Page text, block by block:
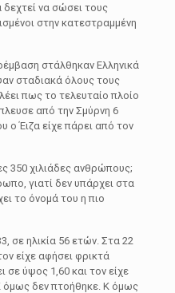
να σώσει τους
στην κατεστραμμένη
στάλθηκαν Ελληνικά
σταδιακά όλους τους
πως το τελευταίο πλοίο
από την Σμύρνη 6
ο Έιζα είχε πάρει από τον
350 χιλιάδες ανθρώπους;
γιατί δεν υπάρχει στα
το όνομά του η πιο
σε ηλικία 56 ετών. Στα 22
είχε αφήσει φρικτά
σε ύψος 1,60 και τον είχε
όμως δεν πτοήθηκε. Κ όμως